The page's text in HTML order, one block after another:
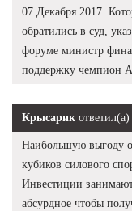
07 Декабря 2017.
обратились в суд,
форуме министр
поддержку чемпион
Крысарик ответил(а)
Наибольшую выгоду
кубиков силового
Инвестиции
абсурдное чтобы